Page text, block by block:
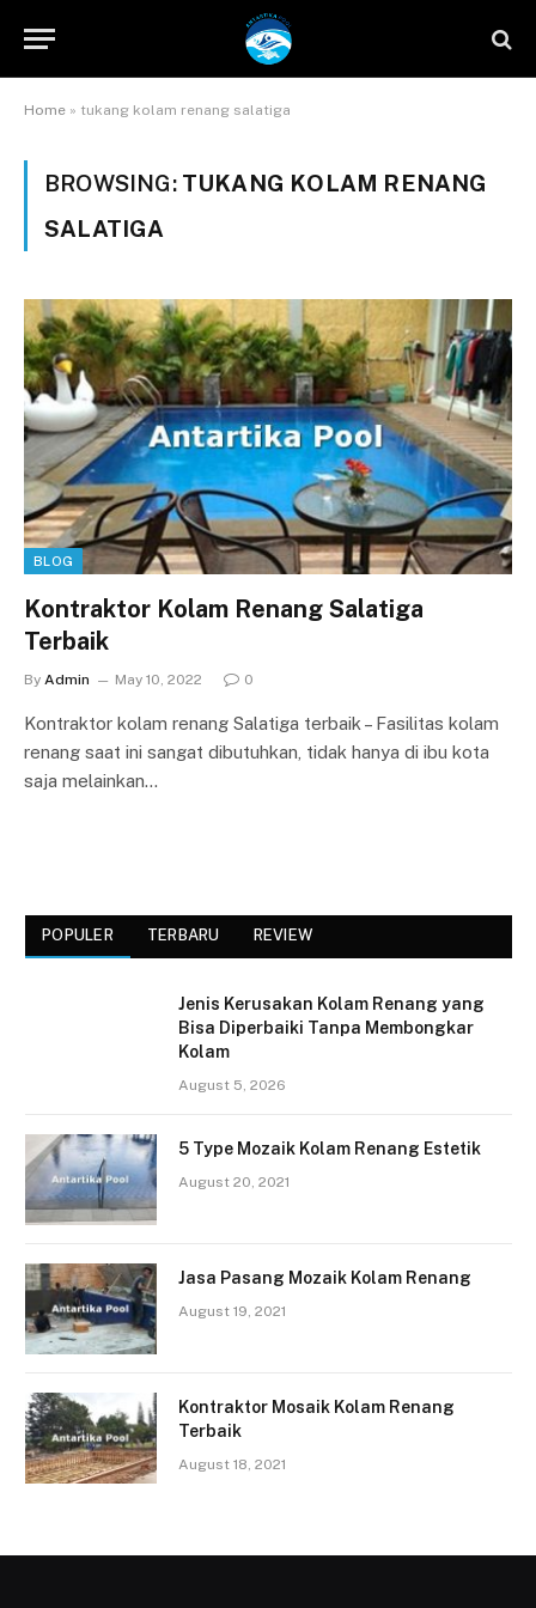
Home » tukang kolam renang salatiga
BROWSING: TUKANG KOLAM RENANG
SALATIGA
BLOG
Kontraktor Kolam Renang Salatiga
Terbaik
By Admin May 10, 2022 0
Kontraktor kolam renang Salatiga terbaik – Fasilitas kolam
renang saat ini sangat dibutuhkan, tidak hanya di ibu kota
saja melainkan…
POPULER TERBARU REVIEW
Jenis Kerusakan Kolam Renang yang
Bisa Diperbaiki Tanpa Membongkar
Kolam
August 5, 2026
5 Type Mozaik Kolam Renang Estetik
August 20, 2021
Jasa Pasang Mozaik Kolam Renang
August 19, 2021
Kontraktor Mosaik Kolam Renang
Terbaik
August 18, 2021